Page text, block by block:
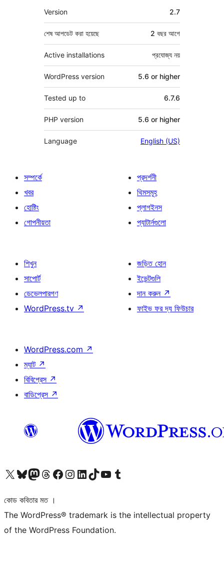
মেটা
Version 2.7
শেষ আপডেট করা হয়েছে 2 বছর আগে
Active installations প্রযোজ্য নয়
WordPress version 5.6 or higher
Tested up to 6.7.6
PHP version 5.6 or higher
Language English (US)
সম্পর্কে
খবর
হোষ্টিং
গোপনীয়তা
প্রদর্শনী
থিমসমূহ
প্লাগইনস
প্যাটার্নগুলো
শিখুন
সাপোর্ট
ডেভেলপারগণ
WordPress.tv ↗
জড়িত হোন
ইভেন্টগুলি
দান করুন ↗
ফাইভ ফর দ্য ফিউচার
WordPress.com ↗
ম্যাট ↗
বিবিপ্রেস ↗
বাডিপ্রেস ↗
আমাদের X (আগের টুইটার) অ্যাকাউন্টে যানআমাদের Bluesky অ্যাকাউন্টটি দেখুনআমাদের মাস্টোডন অ্যাকাউন্টটি দেখুনআমাদের থ্রেডস অ্যাকাউন্টটি দেখুনআমাদের ফেসবুক পেজ দেখুনআমাদের ইন্সটাগ্রাম অ্যাকাউন্ট দেখুনআমাদের লিঙ্কডইন অ্যাকাউন্টে যানআমাদের TikTok অ্যাকাউন্টটি দেখুনআমাদের ইউটিউব চ্যানেলে যান আমাদের টাম্বলার অ্যাকাউন্ট দেখুন
কোড কবিতার মত ।
The WordPress® trademark is the intellectual property
of the WordPress Foundation.